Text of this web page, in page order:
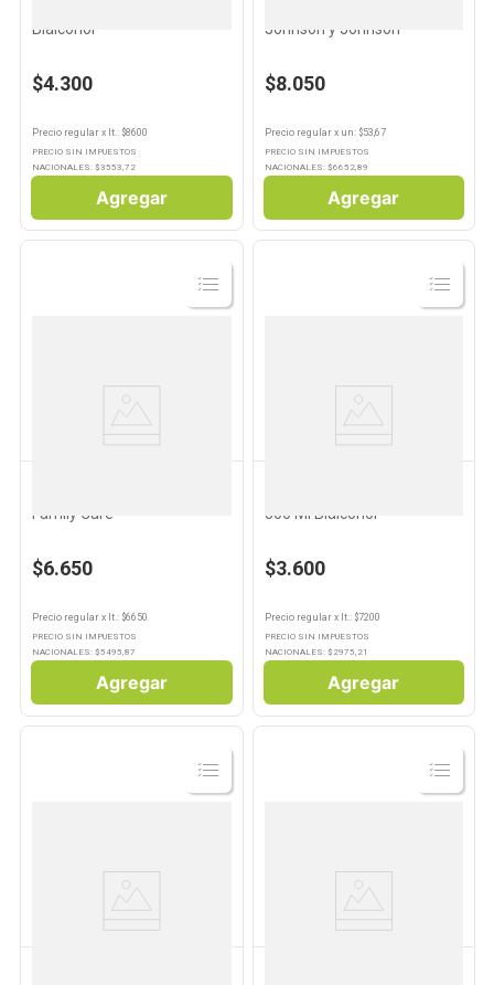
Bialcohol
$4.300
Precio regular x lt. : $8600
PRECIO SIN IMPUESTOS
NACIONALES: $3553,72
Agregar
Johnson y Johnson
$8.050
Precio regularx un: $53,67
PRECIO SIN IMPUESTOS
NACIONALES: $6652,89
Agregar
Ver
Producto
Family Care
$6.650
Precio regular x lt.: $6650
PRECIO SIN IMPUESTOS
NACIONALES: $5495,87
Agregar
Ver
Producto
500 Ml Bialcohol
$3.600
Precio regularx lt.: $7200
PRECIO SIN IMPUESTOS
NACIONALES: $ 2975,21
Agregar
Ver
Producto
Ver
Producto